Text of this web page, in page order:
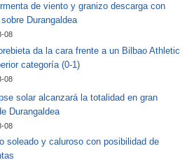
de viento y granizo descarga con
Durangaldea
08
da la cara frente a un Bilbao Athletic
categoría (0-1)
08
solar alcanzará la totalidad en gran
Durangaldea
08
soleado y caluroso con posibilidad de